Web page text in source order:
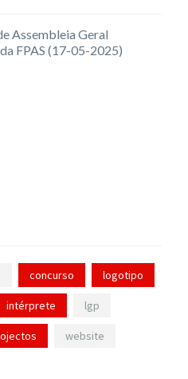
Assembleia Geral
FPAS (17-05-2025)
concurso logotipo
intérprete lgp
website